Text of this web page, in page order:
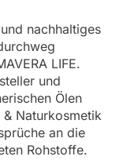
nachhaltiges
LIFE.
und
Ölen
Naturkosmetik
an die
Rohstoffe.